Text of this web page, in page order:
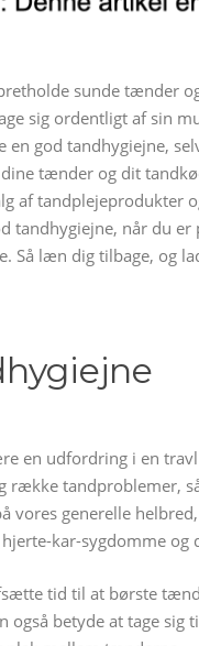
sunde tænder
sig ordentligt af sin
god tandhygiejne,
tænder og dit
af tandplejeprodukter
tandhygiejne, når du
læn dig tilbage, og
en udfordring i en
række tandproblemer,
vores generelle
kar-sygdomme og
tid til at børste
også betyde at tage